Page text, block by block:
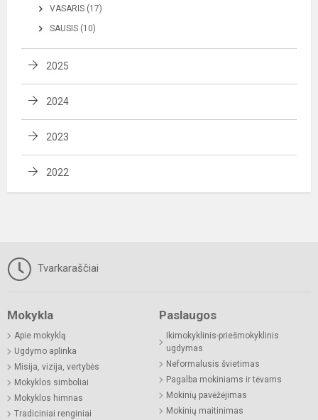
VASARIS (17)
SAUSIS (10)
2025
2024
2023
2022
Tvarkaraščiai
Mokykla
Apie mokyklą
Ugdymo aplinka
Misija, vizija, vertybės
Mokyklos simboliai
Mokyklos himnas
Tradiciniai renginiai
Paslaugos
Ikimokyklinis-priešmokyklinis
ugdymas
Neformalusis švietimas
Pagalba mokiniams ir tėvams
Mokinių pavėžėjimas
Mokinių maitinimas